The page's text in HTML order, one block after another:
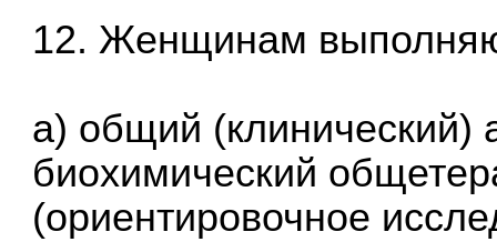
12. Женщинам
а) общий (клинический)
биохимический
(ориентировочное